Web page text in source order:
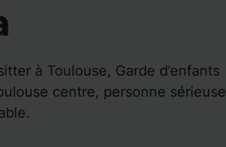
à Toulouse, Garde d’enfants
centre, personne sérieuse